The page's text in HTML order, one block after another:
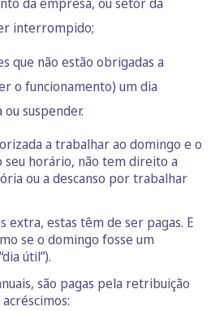
interrompido;
que não estão obrigadas a
o funcionamento) um dia
suspender.
a trabalhar ao domingo e o
horário, não tem direito a
ou a descanso por trabalhar
extra, estas têm de ser pagas. E
se o domingo fosse um
útil”).
são pagas pela retribuição